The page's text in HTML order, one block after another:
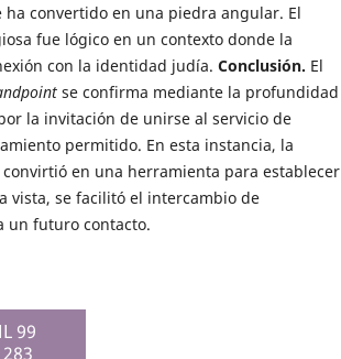
convertido en una piedra angular. El
fue lógico en un contexto donde la
con la identidad judía. Conclusión. El
se confirma mediante la profundidad
la invitación de unirse al servicio de
permitido. En esta instancia, la
en una herramienta para establecer
vista, se facilitó el intercambio de
un futuro contacto.
99
283